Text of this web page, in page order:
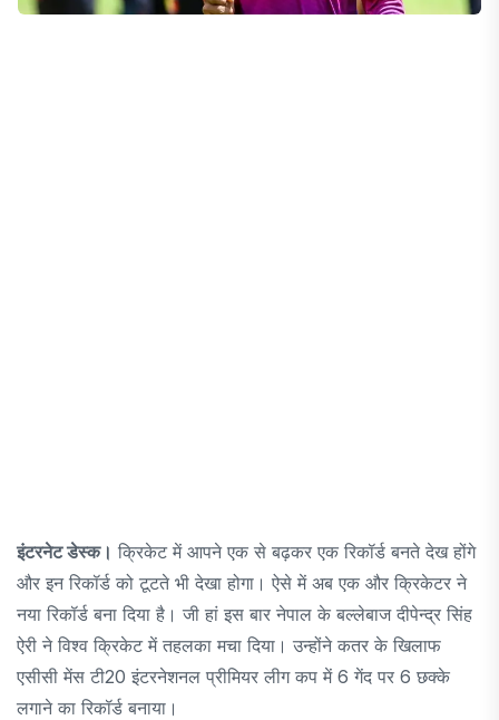
इंटरनेट डेस्क। क्रिकेट में आपने एक से बढ़कर एक रिकॉर्ड बनते देख होंगे
और इन रिकॉर्ड को टूटते भी देखा होगा। ऐसे में अब एक और क्रिकेटर ने
नया रिकॉर्ड बना दिया है। जी हां इस बार नेपाल के बल्लेबाज दीपेन्द्र सिंह
ऐरी ने विश्व क्रिकेट में तहलका मचा दिया। उन्होंने कतर के खिलाफ
एसीसी मेंस टी20 इंटरनेशनल प्रीमियर लीग कप में 6 गेंद पर 6 छक्के
लगाने का रिकॉर्ड बनाया।